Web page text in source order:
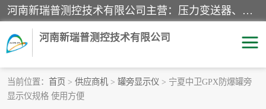
河南新瑞普测控技术有限公司主营：压力变送器、液位变送器、差压变送器、雷达料位计、电容物位计、温度显示控制仪表、电量变送器、流量计、工业自动化系统成套设备。
河南新瑞普测控技术有限公司
当前位置： 首页 > 供应商机 > 罐旁显示仪 > 宁夏中卫GPX防爆罐旁
显示仪规格 使用方便
霍尼韦尔压力变送器